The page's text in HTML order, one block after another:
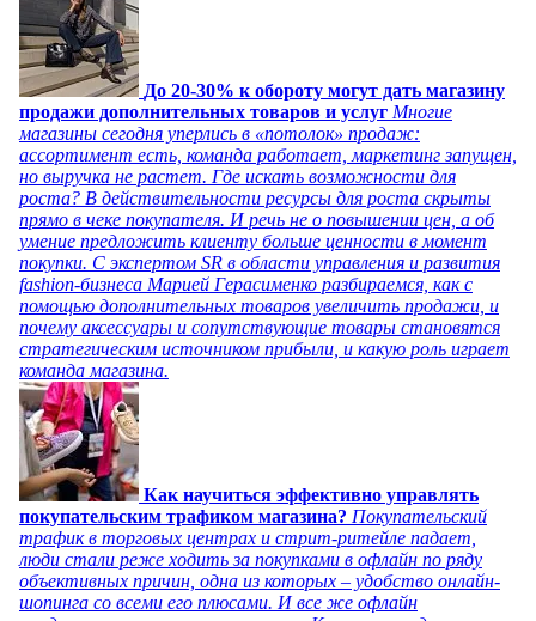
До 20-30% к обороту могут дать магазину
продажи дополнительных товаров и услуг Многие
магазины сегодня уперлись в «потолок» продаж:
ассортимент есть, команда работает, маркетинг запущен,
но выручка не растет. Где искать возможности для
роста? В действительности ресурсы для роста скрыты
прямо в чеке покупателя. И речь не о повышении цен, а об
умение предложить клиенту больше ценности в момент
покупки. С экспертом SR в области управления и развития
fashion-бизнеса Марией Герасименко разбираемся, как с
помощью дополнительных товаров увеличить продажи, и
почему аксессуары и сопутствующие товары становятся
стратегическим источником прибыли, и какую роль играет
команда магазина.
Как научиться эффективно управлять
покупательским трафиком магазина? Покупательский
трафик в торговых центрах и стрит-ритейле падает,
люди стали реже ходить за покупками в офлайн по ряду
объективных причин, одна из которых – удобство онлайн-
шопинга со всеми его плюсами. И все же офлайн